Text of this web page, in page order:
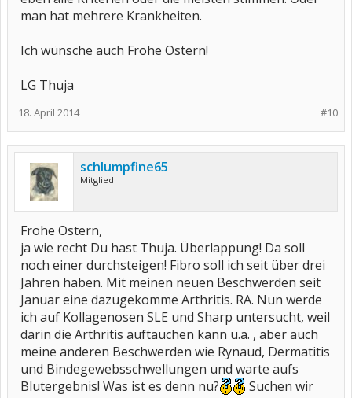
man hat mehrere Krankheiten.
Ich wünsche auch Frohe Ostern!
LG Thuja
#10
18. April 2014
schlumpfine65
Mitglied
Frohe Ostern,
ja wie recht Du hast Thuja. Überlappung! Da soll
noch einer durchsteigen! Fibro soll ich seit über drei
Jahren haben. Mit meinen neuen Beschwerden seit
Januar eine dazugekomme Arthritis. RA. Nun werde
ich auf Kollagenosen SLE und Sharp untersucht, weil
darin die Arthritis auftauchen kann u.a. , aber auch
meine anderen Beschwerden wie Rynaud, Dermatitis
und Bindegewebsschwellungen und warte aufs
Blutergebnis! Was ist es denn nu?
Suchen wir